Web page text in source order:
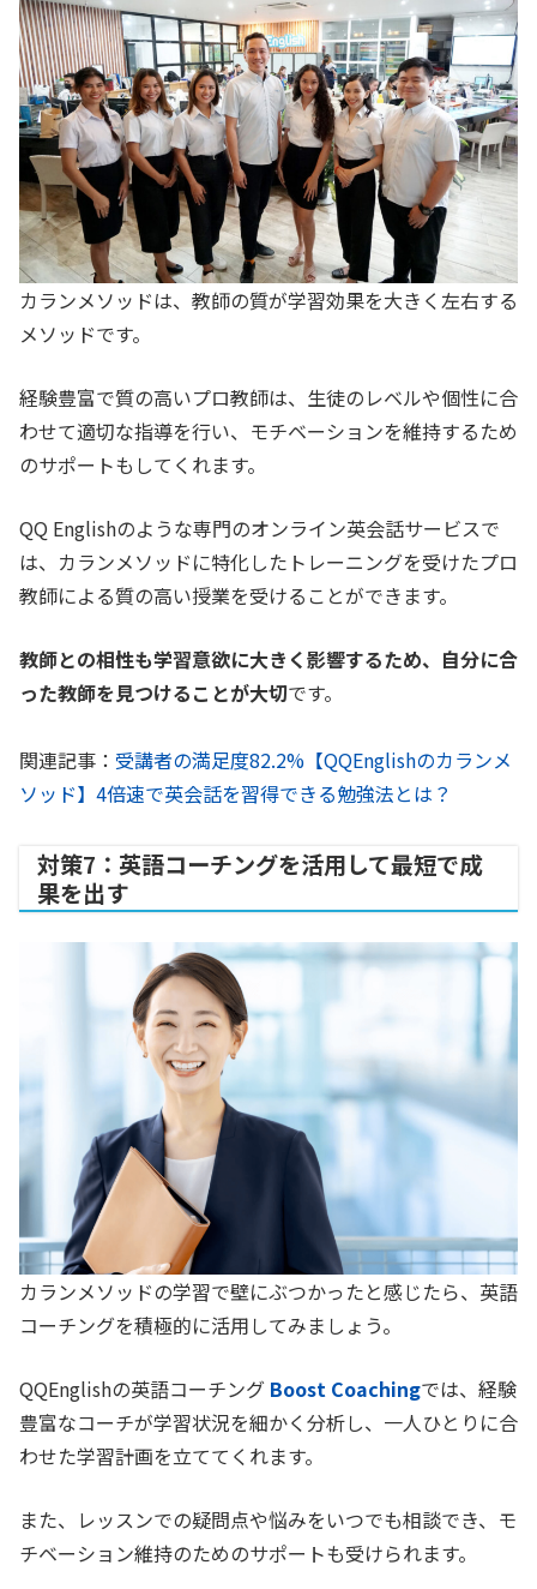
カランメソッドは、教師の質が学習効果を大きく左右する
メソッドです。
経験豊富で質の高いプロ教師は、生徒のレベルや個性に合
わせて適切な指導を行い、モチベーションを維持するため
のサポートもしてくれます。
QQ Englishのような専門のオンライン英会話サービスで
は、カランメソッドに特化したトレーニングを受けたプロ
教師による質の高い授業を受けることができます。
教師との相性も学習意欲に大きく影響するため、自分に合
った教師を見つけることが大切です。
関連記事： 受講者の満足度82.2%【QQEnglishのカランメ
ソッド】4倍速で英会話を習得できる勉強法とは？
対策7：英語コーチングを活用して最短で成
果を出す
カランメソッドの学習で壁にぶつかったと感じたら、英語
コーチングを積極的に活用してみましょう。
QQEnglishの英語コーチング Boost Coachingでは、経験
豊富なコーチが学習状況を細かく分析し、一人ひとりに合
わせた学習計画を立ててくれます。
また、レッスンでの疑問点や悩みをいつでも相談でき、モ
チベーション維持のためのサポートも受けられます。